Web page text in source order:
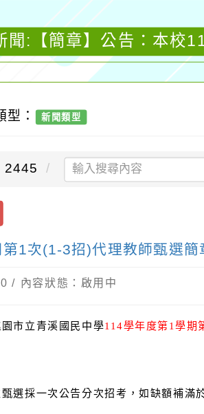
聞:【簡章】公告：本校
型： 新聞類型
2445
1次(1-3招)代理教師甄選
/ 內容狀態：啟用中
市立青溪國民中學114學年度第1學期
選採一次公告分次招考，如缺額補滿